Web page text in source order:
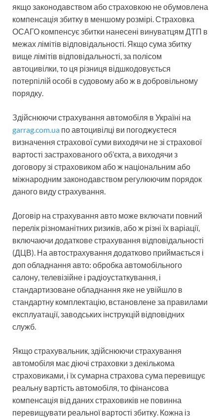
якщо законодавством або страховкою не обумовлена
компенсація збитку в меншому розмірі. Страховка
ОСАГО компенсує збитки нанесені винуватцям ДТП в
межах лімітів відповідальності. Якщо сума збитку
вище лімітів відповідальності, за полісом
автоцивілки, то ця різниця відшкодовується
потерпілій особі в судовому або ж в добровільному
порядку.
Здійснюючи страхування автомобіля в Україні на
garrag.com.ua по автоцивілці ви погоджуєтеся
визначення страхової суми виходячи не зі страхової
вартості застрахованого об’єкта, а виходячи з
договору зі страховиком або ж національним або
міжнародним законодавством регулюючим порядок
даного виду страхування.
Договір на страхування авто може включати повний
перелік різноманітних ризиків, або ж різні їх варіації,
включаючи додаткове страхування відповідальності
(ДЦВ). На автострахування додатково приймається і
доп обладнання авто: обробка автомобільного
салону, телевізійне і радіоустаткування, і
стандартизоване обладнання яке не увійшло в
стандартну комплектацію, встановлене за правилами
експлуатації, заводських інструкцій відповідних
служб.
Якщо страхувальник, здійснюючи страхування
автомобіля має діючі страховки з декількома
страховиками, і їх сумарна страхова сума перевищує
реальну вартість автомобіля, то фінансова
компенсація від даних страховиків не повинна
перевищувати реальної вартості збитку. Кожна із